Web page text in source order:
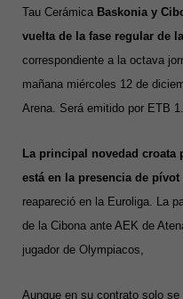
Tau Cerámica Baskonia y
vuelta de la fase regular de
correspondiente a la octava
mañana miércoles 12 de
Arena. Será emitido por ETB 1.
La principal novedad croata
está en la presencia de pívot
reapareció en la Euroliga. La
de la Cibona ante AEK de
jugador de Olympiacos,
Aunque en su contrato solo